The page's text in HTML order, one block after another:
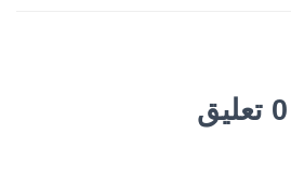
0 تعليق